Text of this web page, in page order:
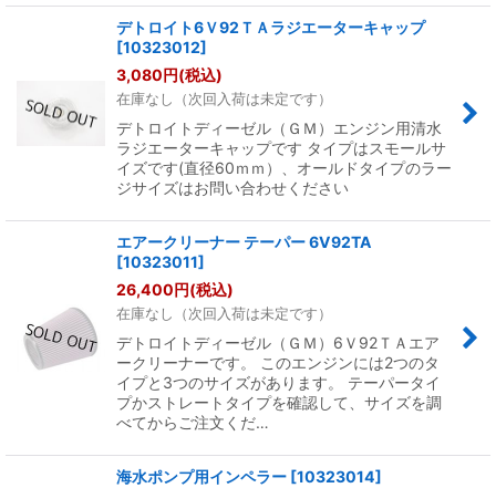
デトロイト6Ｖ92ＴＡラジエーターキャップ
[10323012]
3,080円(税込)
在庫なし（次回入荷は未定です）
デトロイトディーゼル（ＧＭ）エンジン用清水
ラジエーターキャップです タイプはスモールサ
イズです(直径60ｍｍ）、オールドタイプのラー
ジサイズはお問い合わせください
エアークリーナー テーパー 6V92TA
[10323011]
26,400円(税込)
在庫なし（次回入荷は未定です）
デトロイトディーゼル（ＧＭ）6Ｖ92ＴＡエア
ークリーナーです。 このエンジンには2つのタ
イプと3つのサイズがあります。 テーパータイ
プかストレートタイプを確認して、サイズを調
べてからご注文くだ…
海水ポンプ用インペラー [10323014]